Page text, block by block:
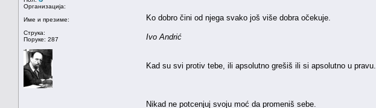
Организација:
Име и презиме:
Струка:
Поруке: 287
Ko dobro čini od njega svako još više dobra očekuje.
Ivo Andrić
Kad su svi protiv tebe, ili apsolutno grešiš ili si apsolutno u pravu.
Nikad ne potcenjuj svoju moć da promeniš sebe.